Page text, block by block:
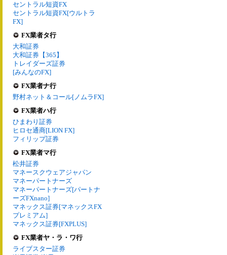
セントラル短資FX
セントラル短資FX[ウルトラ
FX]
FX業者タ行
大和証券
大和証券【365】
トレイダーズ証券
[みんなのFX]
FX業者ナ行
野村ネット＆コール[ノムラFX]
FX業者ハ行
ひまわり証券
ヒロセ通商[LION FX]
フィリップ証券
FX業者マ行
松井証券
マネースクウェアジャパン
マネーパートナーズ
マネーパートナーズ[パートナ
ーズFXnano]
マネックス証券[マネックスFX
プレミアム]
マネックス証券[FXPLUS]
FX業者ヤ・ラ・ワ行
ライブスター証券